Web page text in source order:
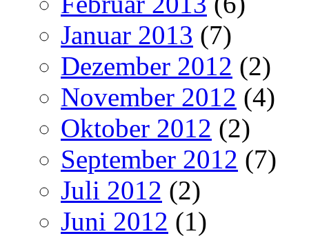
Januar 2013 (7)
Dezember 2012 (2)
November 2012 (4)
Oktober 2012 (2)
September 2012 (7)
Juli 2012 (2)
Juni 2012 (1)